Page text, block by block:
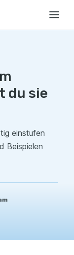
du sie
einstufen
Beispielen